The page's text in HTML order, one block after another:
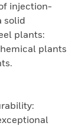
injection-
solid
plants:
plants